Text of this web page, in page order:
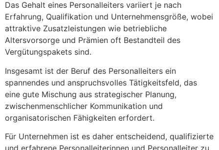
Das Gehalt eines Personalleiters variiert je nach
Erfahrung, Qualifikation und Unternehmensgröße, wobei
attraktive Zusatzleistungen wie betriebliche
Altersvorsorge und Prämien oft Bestandteil des
Vergütungspakets sind.
Insgesamt ist der Beruf des Personalleiters ein
spannendes und anspruchsvolles Tätigkeitsfeld, das
eine gute Mischung aus strategischer Planung,
zwischenmenschlicher Kommunikation und
organisatorischen Fähigkeiten erfordert.
Für Unternehmen ist es daher entscheidend, qualifizierte